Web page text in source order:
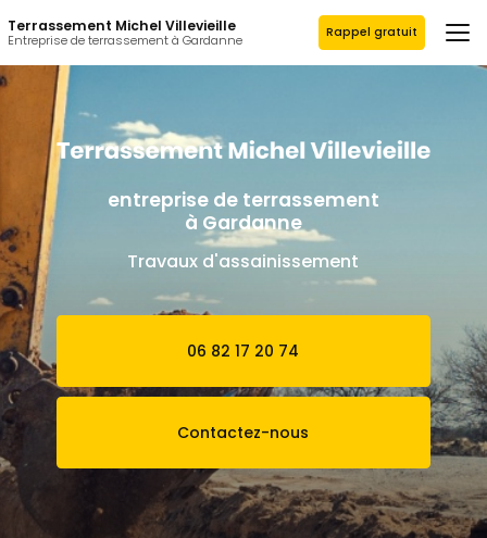
au
contenu
principal
Terrassement Michel Villevieille
Entreprise de terrassement à Gardanne Rappel gratuit
entreprise de terrassement
à Gardanne
Travaux d'assainissement
06 82 17 20 74
Contactez-nous